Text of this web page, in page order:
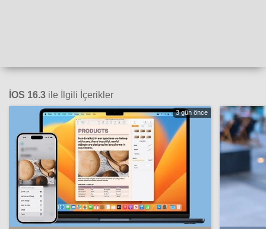
İOS 16.3 ile İlgili İçerikler
3 gün önce